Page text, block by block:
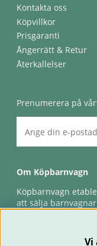
Kontakta oss
Köpvillkor
Prisgaranti
Ångerrätt & Retur
Återkallelser
Prenumerera på
Om Köpbarnvagn
Köpbarnvagn
att sälja
Vi